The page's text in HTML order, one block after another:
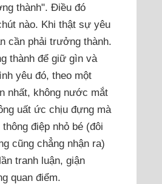
thành". Điều đó
nào. Khi thật sự yêu
cần phải trưởng thành.
thành để giữ gìn và
yêu đó, theo một
nhất, không nước mắt
uất ức chịu đựng mà
điệp nhỏ bé (đôi
cũng chẳng nhận ra)
tranh luận, giận
quan điểm.